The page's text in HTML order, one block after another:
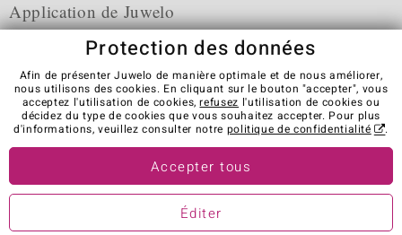
Application de Juwelo
CGV Protection des données
Cookies
Mentions légales
Contact
Révocation du contrat
Visit our stores in other countries:
© Juwelo Deutschland GmbH (une société de elumeo SE)
Protection des données
Afin de présenter Juwelo de manière optimale et de nous améliorer,
nous utilisons des cookies. En cliquant sur le bouton "accepter", vous
acceptez l'utilisation de cookies,refusez l'utilisation de cookies ou
décidez du type de cookies que vous souhaitez accepter. Pour plus
d'informations, veuillez consulter notre politique de confidentialité .
Accepter tous
Éditer